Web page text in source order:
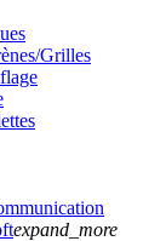
Grilles
expand_more